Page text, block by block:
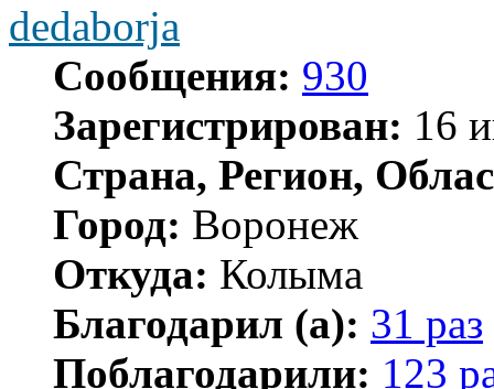
dedaborja
Сообщения: 930
Зарегистрирован: 16
Страна, Регион,
Город: Воронеж
Откуда: Колыма
Благодарил (а): 31 раз
Поблагодарили: 123